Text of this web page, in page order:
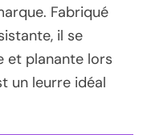
Fabriqué
il se
et planante lors
un leurre idéal